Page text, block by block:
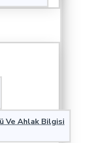
Ve Ahlak Bilgisi